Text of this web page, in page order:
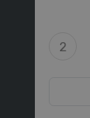
2